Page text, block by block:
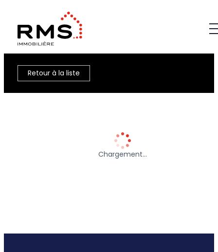
Retour à la liste
Chargement…